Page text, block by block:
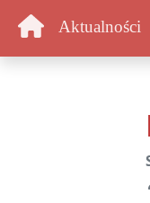
Aktualności